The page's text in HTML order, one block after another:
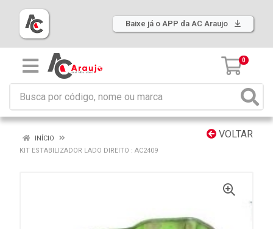
Baixe já o APP da AC Araujo
0
VOLTAR
INÍCIO
KIT ESTABILIZADOR LADO DIREITO : AC2409